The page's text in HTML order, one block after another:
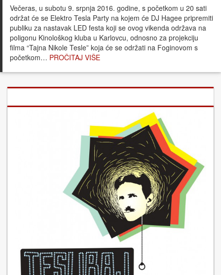
Večeras, u subotu 9. srpnja 2016. godine, s početkom u 20 sati
održat će se Elektro Tesla Party na kojem će DJ Hagee pripremiti
publiku za nastavak LED festa koji se ovog vikenda održava na
poligonu Kinološkog kluba u Karlovcu, odnosno za projekciju
filma “Tajna Nikole Tesle” koja će se održati na Foginovom s
početkom… PROČITAJ VIŠE